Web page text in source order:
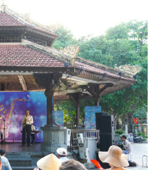
như thế, nơi mỗi tác phẩm
đẹp của con người và đời